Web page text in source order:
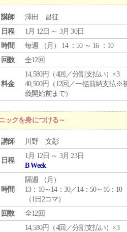
講師
澤田 昌征
日程
1月 12日 ～ 3月 30日
時間
毎週 （ 月 ） 14 ：50 ～ 16 ：10
回数
全12回
料金
14,580円（4回／分割支払い）×3
40,500円（12回／一括前納支払※
義開始前まで）
クを身につける～
講師 川野 文彰
日程
1月 12日 ～ 3月 23日
B Week
時間
隔週 （ 月 ）
13：10～14：30／14：50～16：10
（1日2コマ）
回数
全12回
14,580円（4回／分割支払い）×3